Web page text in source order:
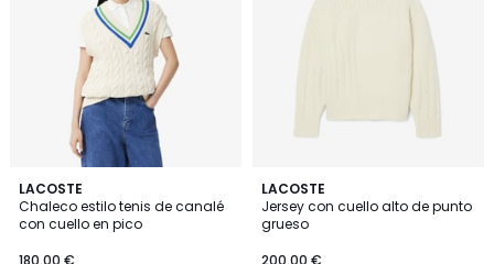
LACOSTE
Chaleco estilo tenis de canalé
con cuello en pico
180.00 €
LACOSTE
Jersey con cuello alto de punto
grueso
200.00 €